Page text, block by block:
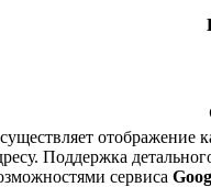
отображение
Поддержка
сервиса